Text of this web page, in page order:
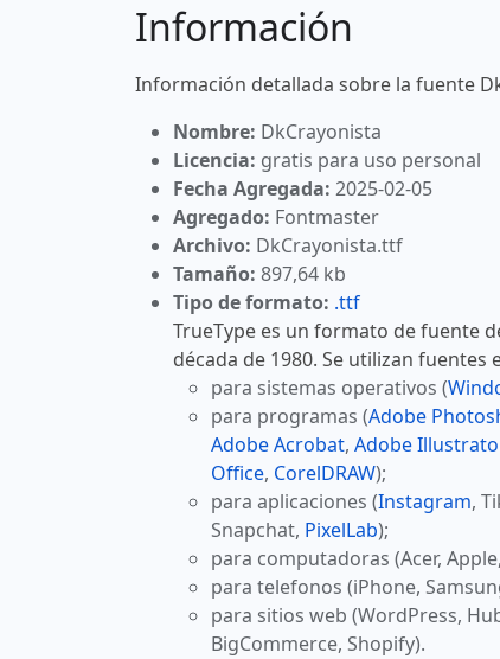
Información
Información detallada sobre la fuente
Nombre: DkCrayonista
Licencia: gratis para uso personal
Fecha Agregada: 2025-02-05
Agregado: Fontmaster
Archivo: DkCrayonista.ttf
Tamaño: 897,64 kb
Tipo de formato: .ttf
TrueType es un formato de fuente
década de 1980. Se utilizan fuentes
para sistemas operativos (
para programas (Adobe
Adobe Acrobat, Adobe
Office, CorelDRAW);
para aplicaciones (Instagram,
Snapchat, PixelLab);
para computadoras (Acer,
para telefonos (iPhone,
para sitios web (WordPress,
BigCommerce, Shopify).